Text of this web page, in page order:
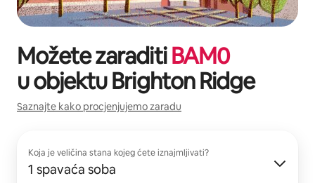
Možete zaraditiBAM0
u objektuBrighton Ridge
Saznajte kako procjenjujemo zaradu
Koja je veličina stana kojeg ćete iznajmljivati?
1 spavaća soba